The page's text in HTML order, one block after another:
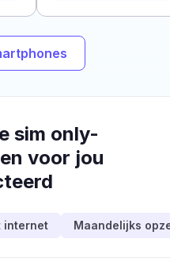
sim only-
voor jou
internet Maandelijks